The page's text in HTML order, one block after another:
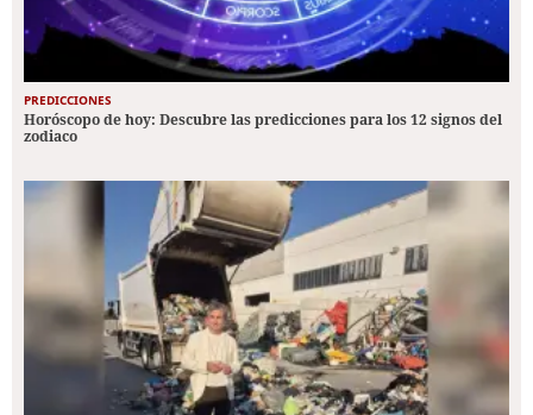
PREDICCIONES
Horóscopo de hoy: Descubre las predicciones para los 12 signos del
zodiaco